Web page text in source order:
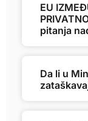
EU
pitanja
Da li u